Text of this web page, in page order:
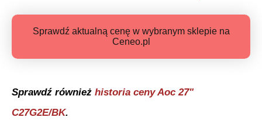
Sprawdź aktualną cenę w wybranym sklepie na
Ceneo.pl
Sprawdź również historia cenyAoc 27"
C27G2E/BK.